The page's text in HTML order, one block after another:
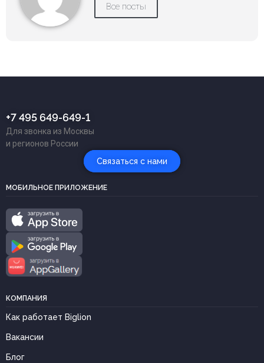
Все посты
+7 495 649-649-1
Для звонка из Москвы
и регионов России
Связаться с нами
МОБИЛЬНОЕ ПРИЛОЖЕНИЕ
КОМПАНИЯ
Как работает Biglion
Вакансии
Блог